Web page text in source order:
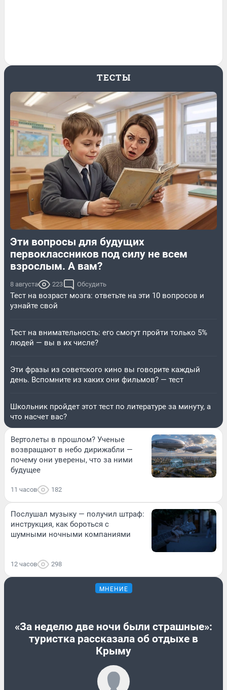
ТЕСТЫ
Эти вопросы для будущих
первоклассников под силу не всем
взрослым. А вам?
8 августа 223 Обсудить
Тест на возраст мозга: ответьте на эти 10 вопросов и
узнайте свой
Тест на внимательность: его смогут пройти только 5%
людей — вы в их числе?
Эти фразы из советского кино вы говорите каждый
день. Вспомните из каких они фильмов? — тест
Школьник пройдет этот тест по литературе за минуту, а
что насчет вас?
Вертолеты в прошлом? Ученые
возвращают в небо дирижабли —
почему они уверены, что за ними
будущее
11 часов 182
Послушал музыку — получил штраф:
инструкция, как бороться с
шумными ночными компаниями
12 часов 298
МНЕНИЕ
«За неделю две ночи были страшные»:
туристка рассказала об отдыхе в
Крыму